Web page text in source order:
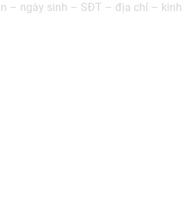
– ngày sinh – SĐT – địa chỉ – kinh